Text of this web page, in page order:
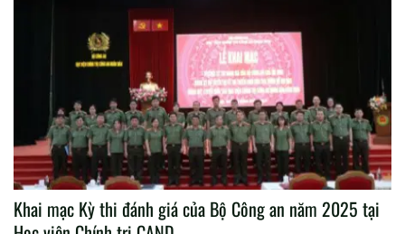
Khai mạc Kỳ thi đánh giá của Bộ Công an năm 2025 tại